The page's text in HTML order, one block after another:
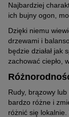
Najbardziej
ich bujny ogon,
Dzięki niemu
drzewami i
będzie działał
zachować ciepło,
Rudy, brązowy
bardzo różne i
różnić się